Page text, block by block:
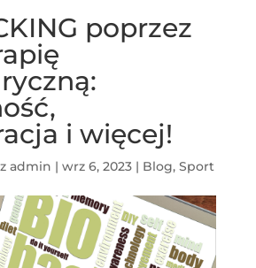
poprzez
i więcej!
admin | wrz 6, 2023| Blog, Sport